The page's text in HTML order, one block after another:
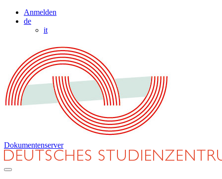
Anmelden
de
it
Dokumentenserver